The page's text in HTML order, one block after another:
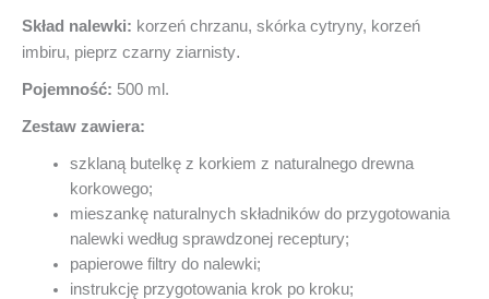
Skład nalewki: korzeń chrzanu, skórka cytryny, korzeń
imbiru, pieprz czarny ziarnisty.
Pojemność: 500 ml.
Zestaw zawiera:
szklaną butelkę z korkiem z naturalnego drewna
korkowego;
mieszankę naturalnych składników do przygotowania
nalewki według sprawdzonej receptury;
papierowe filtry do nalewki;
instrukcję przygotowania krok po kroku;